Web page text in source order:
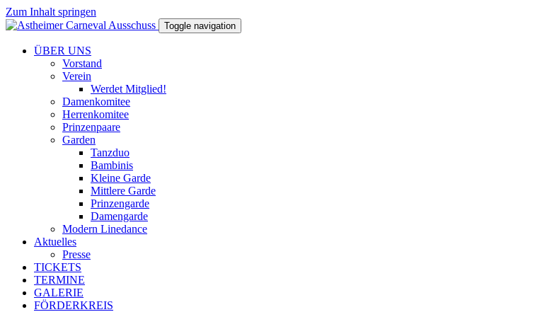
Zum Inhalt springen
Toggle navigation
ÜBER UNS
Vorstand
Verein
Werdet Mitglied!
Damenkomitee
Herrenkomitee
Prinzenpaare
Garden
Tanzduo
Bambinis
Kleine Garde
Mittlere Garde
Prinzengarde
Damengarde
Modern Linedance
Aktuelles
Presse
TICKETS
TERMINE
GALERIE
FÖRDERKREIS